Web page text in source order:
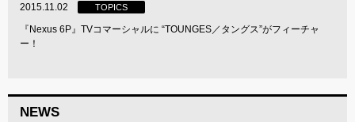
2015.11.02 TOPICS
『Nexus 6P』TVコマーシャルに “TOUNGES／タングス”がフィーチャ
ー！
NEWS